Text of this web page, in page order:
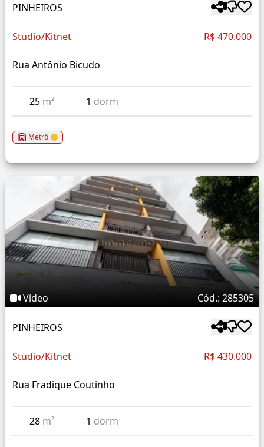
PINHEIROS
Studio/Kitnet R$ 470.000
Rua Antônio Bicudo
25 m² 1 dorm
Metrô
Vídeo Cód.: 285305
PINHEIROS
Studio/Kitnet R$ 430.000
Rua Fradique Coutinho
28 m² 1 dorm